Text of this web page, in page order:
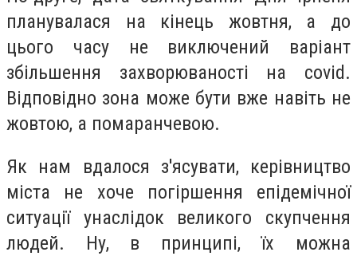
планувалася на кінець жовтня, а до
цього часу не виключений варіант
збільшення захворюваності на covid.
Відповідно зона може бути вже навіть не
жовтою, а помаранчевою.
Як нам вдалося з'ясувати, керівництво
міста не хоче погіршення епідемічної
ситуації унаслідок великого скупчення
людей. Ну, в принципі, їх можна